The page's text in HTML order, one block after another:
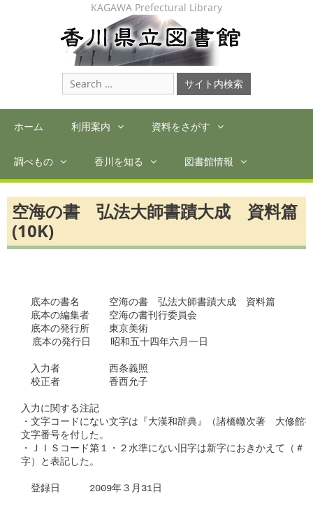
KAGAWA Prefectural Library
Search
for:
ホーム 利用案内 資料をさがす
調べもの 香川を知る 図書館情報
空海の書 弘法大師書蹟大成 資料篇
(10K)
底本の書名　　　空海の書　弘法大師書蹟大成　資料篇
底本の編集者　　空海の書刊行委員会
底本の発行所　　東京美術
  底本の発行日　　昭和五十四年六月一日
入力者　　　　　西条義照
校正者　　　　　香西允子
入力に関する注記
・文字コードにない文字は『大漢和辞典』（諸橋轍次著　大修館
文字番号を付した。
・ＪＩＳコード第１・２水準にない旧字は新字におきかえて（＃
字）と表記した。
登録日　　　2009年３月31日